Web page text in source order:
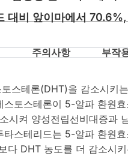
대비 앞이마에서70.6%,
주의사항 부작
스테론(DHT)을 감소시
스토스테론이 5-알파 환
시켜 양성전립선비대증과
스테리드는 5-알파 환원
다 DHT 농도를 더 감소시